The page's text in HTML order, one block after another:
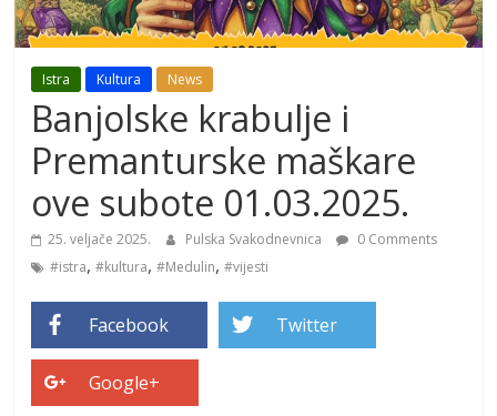
Istra Kultura News
Banjolske krabulje i
Premanturske maškare
ove subote 01.03.2025.
25. veljače 2025. Pulska Svakodnevnica
0 Comments
#istra,#kultura,#Medulin,#vijesti
Facebook Twitter
Google+